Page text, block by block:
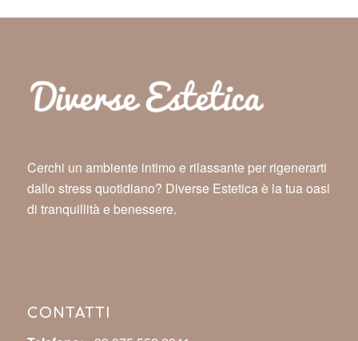
Cerchi un ambiente intimo e rilassante per rigenerarti
dallo stress quotidiano? Diverse Estetica è la tua oasi
di tranquillità e benessere.
CONTATTI